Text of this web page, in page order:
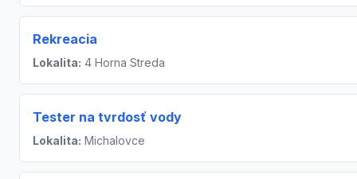
Rekreacia
Lokalita: 4 Horna Streda
Tester na tvrdosť vody
Lokalita: Michalovce